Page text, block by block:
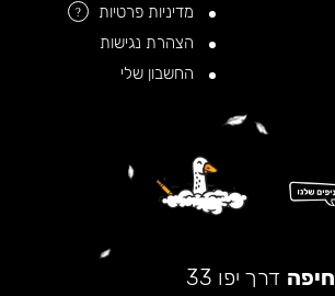
מדיניות פרטיות
?
הצהרת נגישות
החשבון שלי
חיפה דרך יפו 33